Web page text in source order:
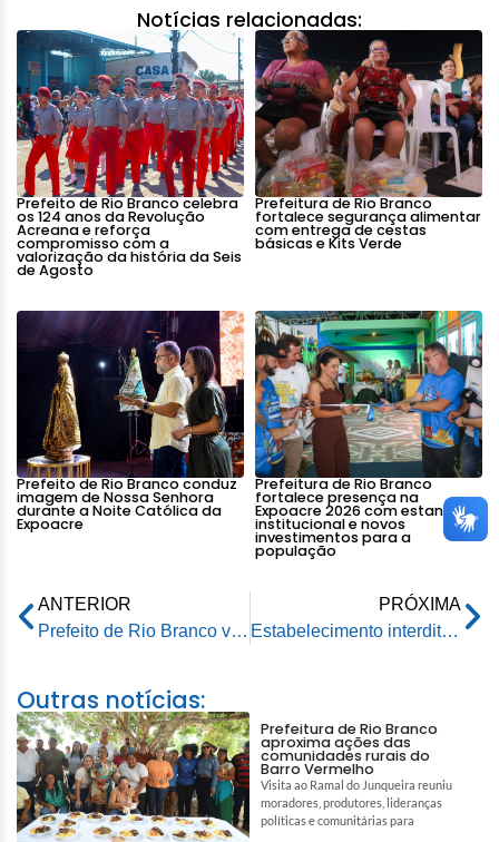
Notícias relacionadas:
Prefeito de Rio Branco celebra
os 124 anos da Revolução
Acreana e reforça
compromisso com a
valorização da história da Seis
de Agosto
Prefeitura de Rio Branco
fortalece segurança alimentar
com entrega de cestas
básicas e Kits Verde
Prefeito de Rio Branco conduz
imagem de Nossa Senhora
durante a Noite Católica da
Expoacre
Prefeitura de Rio Branco
fortalece presença na
Expoacre 2026 com estande
institucional e novos
investimentos para a
população
ANTERIOR
Prefeito de Rio Branco vistoria serviços de limpeza que são executados na capital
PRÓXIMA
Estabelecimento interditado
Outras notícias:
Prefeitura de Rio Branco
aproxima ações das
comunidades rurais do
Barro Vermelho
Visita ao Ramal do Junqueira reuniu
moradores, produtores, lideranças
políticas e comunitárias para